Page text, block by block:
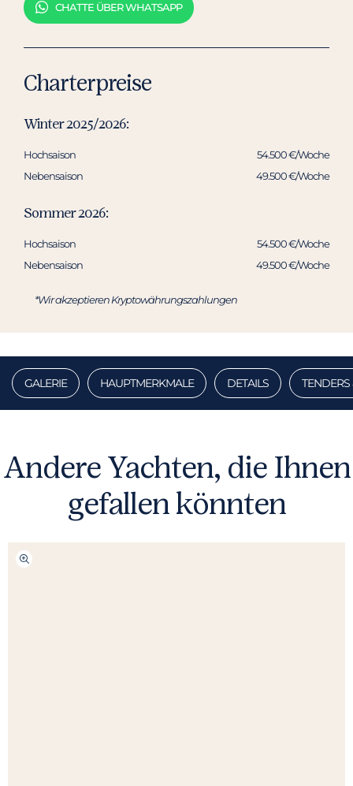
CHATTE ÜBER WHATSAPP
Charterpreise
Winter 2025/2026:
Hochsaison
54.500 €/Woche
Nebensaison
49.500 €/Woche
Sommer 2026:
Hochsaison
54.500 €/Woche
Nebensaison
49.500 €/Woche
*Wir akzeptieren Kryptowährungszahlungen
GALERIE HAUPTMERKMALE DETAILS TENDERS
Andere Yachten, die Ihnen
gefallen könnten